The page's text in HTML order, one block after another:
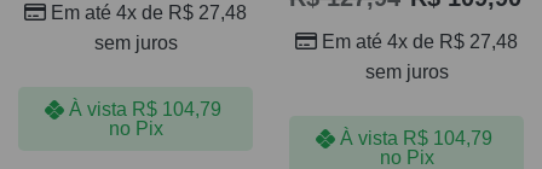
Em até 4x de R$ 27,48
sem juros
À vista R$ 104,79
no Pix
Em até 4x de R$ 27,48
sem juros
À vista R$ 104,79
no Pix